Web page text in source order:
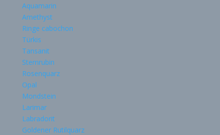
Aquamarin
Amethyst
Ringe cabochon
Türkis
Tansanit
Sternrubin
Rosenquarz
Opal
Mondstein
Larimar
Labradorit
Goldener Rutilquarz